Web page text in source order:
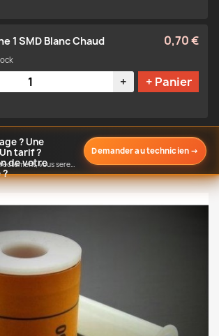
1 SMD Blanc Chaud 0,70 €
+ + Panier
? Une
tarif ?
de votre
?
vous serez notifié de notre réponse
Demander au technicien →